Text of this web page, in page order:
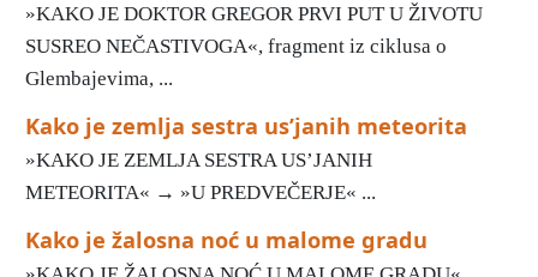
»KAKO JE DOKTOR GREGOR PRVI PUT U ŽIVOTU
SUSREO NEČASTIVOGA«, fragment iz ciklusa o
Glembajevima, ...
Kako je zemlja sestra us’janih meteorita
»KAKO JE ZEMLJA SESTRA US’JANIH
METEORITA« → »U PREDVEČERJE« ...
Kako je žalosna noć u malome gradu